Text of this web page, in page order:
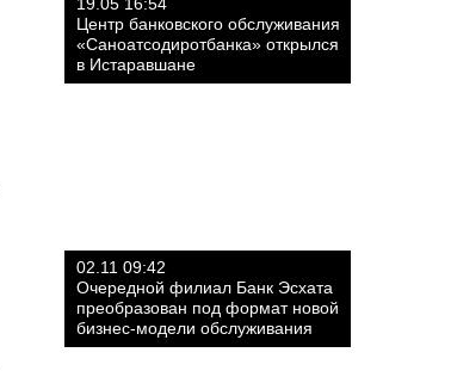
Центр банковского обслуживания
«Саноатсодиротбанка» открылся
в Истаравшане
02.11 09:42
Очередной филиал Банк Эсхата
преобразован под формат новой
бизнес-модели обслуживания